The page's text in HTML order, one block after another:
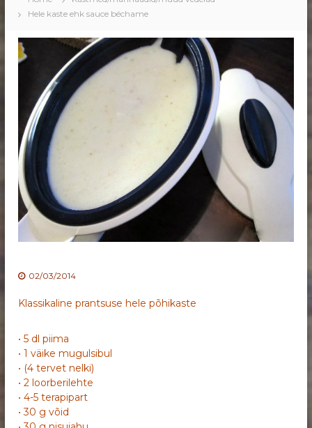
Hele kaste ehk sauce béchame
02/03/2014
Klassikaline prantsuse hele põhikaste
• 5 dl piima
• 1 väike mugulsibul
• (4 tervet nelki)
• 2 loorberilehte
• 4-5 terapipart
• 30 g võid